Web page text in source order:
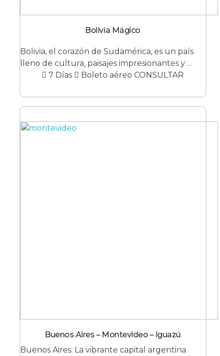
Bolivia Mágico
Bolivia, el corazón de Sudamérica, es un país
lleno de cultura, paisajes impresionantes y ...
7 Días
Boleto aéreo CONSULTAR
Buenos Aires – Montevideo – Iguazú
Buenos Aires: La vibrante capital argentina